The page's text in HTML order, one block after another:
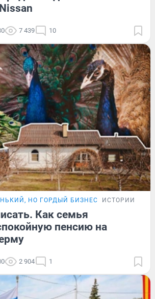
7 439 10
НО ГОРДЫЙ БИЗНЕС ИСТОРИИ
Как семья
пенсию на
2 904 1